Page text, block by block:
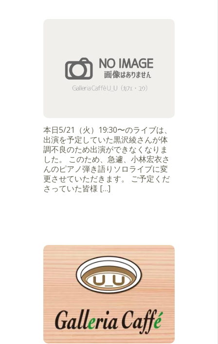
本日5/21（火）19:30〜のライブは、
出演を予定していた黒沢綾さんが体
調不良のため出演ができなくなりま
した。 このため、急遽、小林宏衣さ
んのピアノ弾き語りソロライブに変
更させていただきます。 ご予定くだ
さっていた皆様 […]